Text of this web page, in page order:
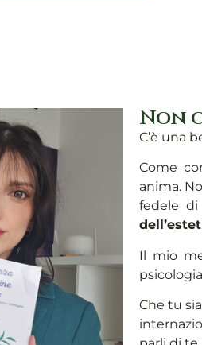
Non
C’è una
Come
anima.
fedele
Il mio
Che tu